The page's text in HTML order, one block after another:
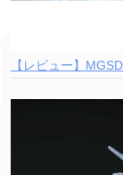
【レビュー】